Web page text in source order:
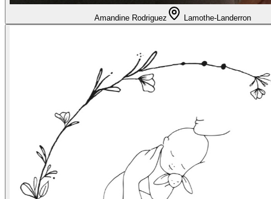
Amandine Rodriguez Lamothe-Landerron